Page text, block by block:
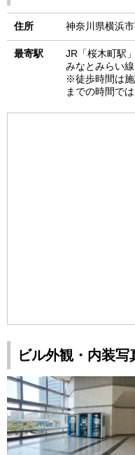
住所 神奈川県横浜
最寄駅
JR「桜木町駅
みなとみらい
※徒歩時間は
までの時間で
ビル外観・内装写